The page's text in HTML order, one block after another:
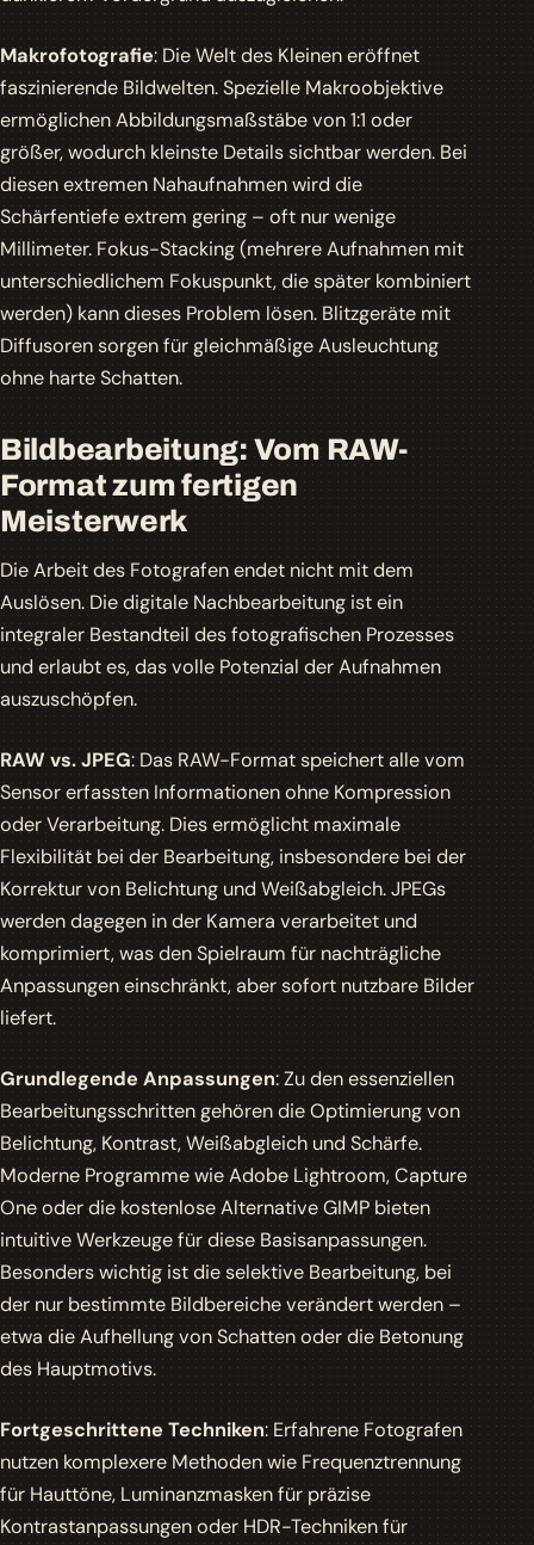
Makrofotografie: Die Welt des Kleinen eröffnet
faszinierende Bildwelten. Spezielle Makroobjektive
ermöglichen Abbildungsmaßstäbe von 1:1 oder
größer, wodurch kleinste Details sichtbar werden. Bei
diesen extremen Nahaufnahmen wird die
Schärfentiefe extrem gering – oft nur wenige
Millimeter. Fokus-Stacking (mehrere Aufnahmen mit
unterschiedlichem Fokuspunkt, die später kombiniert
werden) kann dieses Problem lösen. Blitzgeräte mit
Diffusoren sorgen für gleichmäßige Ausleuchtung
ohne harte Schatten.
Bildbearbeitung: Vom RAW-
Format zum fertigen
Meisterwerk
Die Arbeit des Fotografen endet nicht mit dem
Auslösen. Die digitale Nachbearbeitung ist ein
integraler Bestandteil des fotografischen Prozesses
und erlaubt es, das volle Potenzial der Aufnahmen
auszuschöpfen.
RAW vs. JPEG: Das RAW-Format speichert alle vom
Sensor erfassten Informationen ohne Kompression
oder Verarbeitung. Dies ermöglicht maximale
Flexibilität bei der Bearbeitung, insbesondere bei der
Korrektur von Belichtung und Weißabgleich. JPEGs
werden dagegen in der Kamera verarbeitet und
komprimiert, was den Spielraum für nachträgliche
Anpassungen einschränkt, aber sofort nutzbare Bilder
liefert.
Grundlegende Anpassungen: Zu den essenziellen
Bearbeitungsschritten gehören die Optimierung von
Belichtung, Kontrast, Weißabgleich und Schärfe.
Moderne Programme wie Adobe Lightroom, Capture
One oder die kostenlose Alternative GIMP bieten
intuitive Werkzeuge für diese Basisanpassungen.
Besonders wichtig ist die selektive Bearbeitung, bei
der nur bestimmte Bildbereiche verändert werden –
etwa die Aufhellung von Schatten oder die Betonung
des Hauptmotivs.
Fortgeschrittene Techniken: Erfahrene Fotografen
nutzen komplexere Methoden wie Frequenztrennung
für Hauttöne, Luminanzmasken für präzise
Kontrastanpassungen oder HDR-Techniken für